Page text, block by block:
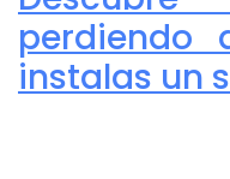
perdiendo
instalas un